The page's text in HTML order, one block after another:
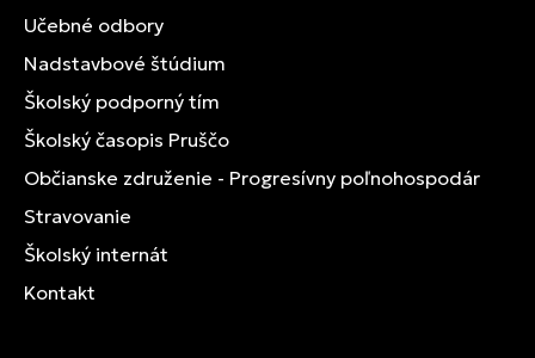
Učebné odbory
Nadstavbové štúdium
Školský podporný tím
Školský časopis Pruščo
Občianske združenie - Progresívny poľnohospodár
Stravovanie
Školský internát
Kontakt